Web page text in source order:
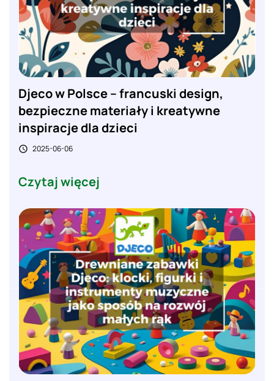
Djeco w Polsce – francuski design,
bezpieczne materiały i kreatywne
inspiracje dla dzieci
 2025-06-06
Czytaj więcej